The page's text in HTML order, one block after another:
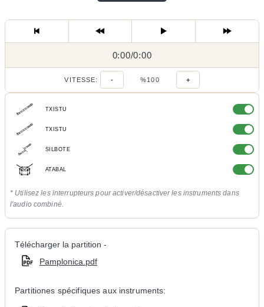
0:00/
0:00/0:00
VITESSE: - %100 +
TXISTU
TXISTU
SILBOTE
ATABAL
* Utilisez les interrupteurs pour activer/désactiver les instruments dans
l'audio combiné.
Télécharger la partition -
Pamplonica.pdf
Partitiones spécifiques aux instruments: